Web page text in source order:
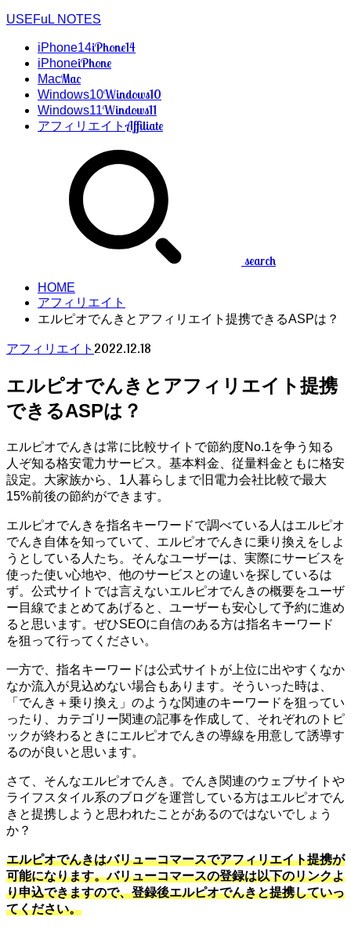
USEFuL NOTES
iPhone14iPhone14
iPhoneiPhone
MacMac
Windows10Windows10
Windows11Windows11
アフィリエイトAffiliate
search
HOME
アフィリエイト
エルピオでんきとアフィリエイト提携できるASPは？
アフィリエイト 2022.12.18
エルピオでんきとアフィリエイト提携
できるASPは？
エルピオでんきは常に比較サイトで節約度No.1を争う知る
人ぞ知る格安電力サービス。基本料金、従量料金ともに格安
設定。大家族から、1人暮らしまで旧電力会社比較で最大
15%前後の節約ができます。
エルピオでんきを指名キーワードで調べている人はエルピオ
でんき自体を知っていて、エルピオでんきに乗り換えをしよ
うとしている人たち。そんなユーザーは、実際にサービスを
使った使い心地や、他のサービスとの違いを探しているは
ず。公式サイトでは言えないエルピオでんきの概要をユーザ
ー目線でまとめてあげると、ユーザーも安心して予約に進め
ると思います。ぜひSEOに自信のある方は指名キーワード
を狙って行ってください。
一方で、指名キーワードは公式サイトが上位に出やすくなか
なか流入が見込めない場合もあります。そういった時は、
「でんき＋乗り換え」のような関連のキーワードを狙ってい
ったり、カテゴリー関連の記事を作成して、それぞれのトピ
ックが終わるときにエルピオでんきの導線を用意して誘導す
るのが良いと思います。
さて、そんなエルピオでんき。でんき関連のウェブサイトや
ライフスタイル系のブログを運営している方はエルピオでん
きと提携しようと思われたことがあるのではないでしょう
か？
エルピオでんきはバリューコマースでアフィリエイト提携が
可能になります。バリューコマースの登録は以下のリンクよ
り申込できますので、登録後エルピオでんきと提携していっ
てください。